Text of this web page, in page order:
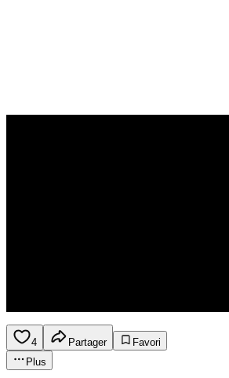
4 Partager
Favori
Plus